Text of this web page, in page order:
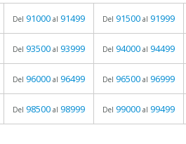
Del 91000 al 91499 Del 91500 al 91999
Del 93500 al 93999 Del 94000 al 94499
Del 96000 al 96499 Del 96500 al 96999
Del 98500 al 98999 Del 99000 al 99499